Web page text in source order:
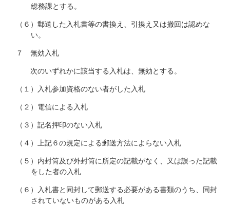
総務課とする。
（６）郵送した入札書等の書換え、引換え又は撤回は認めな
い。
７ 無効入札
次のいずれかに該当する入札は、無効とする。
（１）入札参加資格のない者がした入札
（２）電信による入札
（３）記名押印のない入札
（４）上記６の規定による郵送方法によらない入札
（５）内封筒及び外封筒に所定の記載がなく、又は誤った記載
をした者の入札
（６）入札書と同封して郵送する必要がある書類のうち、同封
されていないものがある入札